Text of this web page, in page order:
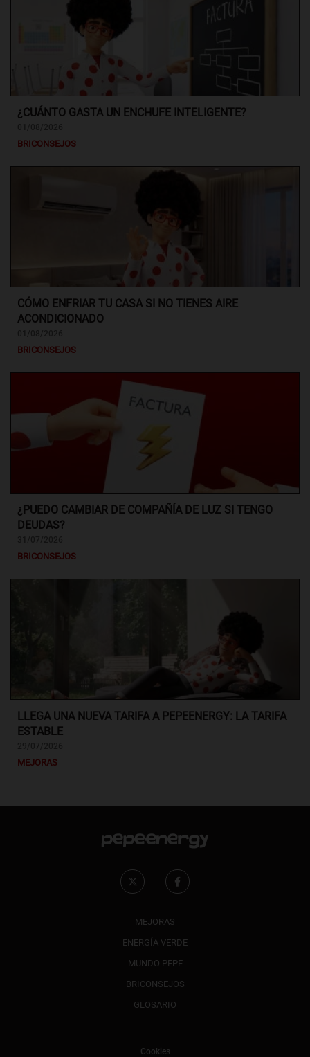
¿CUÁNTO GASTA UN ENCHUFE INTELIGENTE?
BRICONSEJOS
CÓMO ENFRIAR TU CASA SI NO TIENES AIRE
ACONDICIONADO
BRICONSEJOS
¿PUEDO CAMBIAR DE COMPAÑÍA DE LUZ SI TENGO
DEUDAS?
BRICONSEJOS
LLEGA UNA NUEVA TARIFA A PEPEENERGY: LA TARIFA
ESTABLE
MEJORAS
MEJORAS
ENERGÍA VERDE
MUNDO PEPE
BRICONSEJOS
GLOSARIO
Cookies